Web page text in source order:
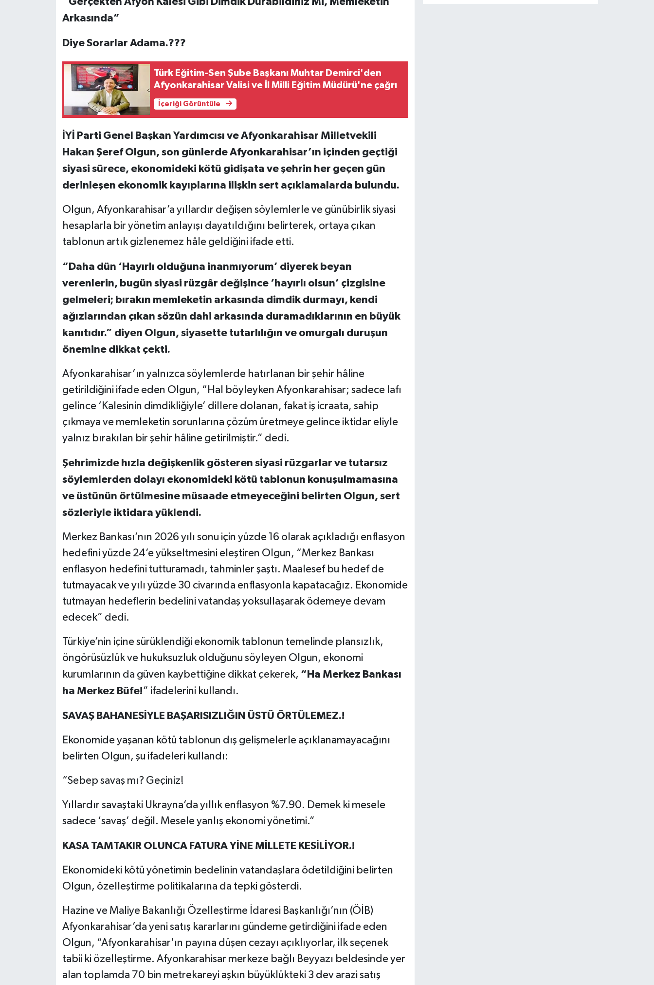
Arkasında”
Diye Sorarlar Adama.???
Türk Eğitim-Sen Şube Başkanı Muhtar Demirci'den
Afyonkarahisar Valisi ve İl Milli Eğitim Müdürü'ne çağrı
İçeriği Görüntüle
İYİ Parti Genel Başkan Yardımcısı ve Afyonkarahisar Milletvekili
Hakan Şeref Olgun, son günlerde Afyonkarahisar’ın içinden geçtiği
siyasi sürece, ekonomideki kötü gidişata ve şehrin her geçen gün
derinleşen ekonomik kayıplarına ilişkin sert açıklamalarda bulundu.
Olgun, Afyonkarahisar’a yıllardır değişen söylemlerle ve günübirlik siyasi
hesaplarla bir yönetim anlayışı dayatıldığını belirterek, ortaya çıkan
tablonun artık gizlenemez hâle geldiğini ifade etti.
“Daha dün ‘Hayırlı olduğuna inanmıyorum’ diyerek beyan
verenlerin, bugün siyasi rüzgâr değişince ‘hayırlı olsun’ çizgisine
gelmeleri; bırakın memleketin arkasında dimdik durmayı, kendi
ağızlarından çıkan sözün dahi arkasında duramadıklarının en büyük
kanıtıdır.” diyen Olgun, siyasette tutarlılığın ve omurgalı duruşun
önemine dikkat çekti.
Afyonkarahisar’ın yalnızca söylemlerde hatırlanan bir şehir hâline
getirildiğini ifade eden Olgun, “Hal böyleyken Afyonkarahisar; sadece lafı
gelince ‘Kalesinin dimdikliğiyle’ dillere dolanan, fakat iş icraata, sahip
çıkmaya ve memleketin sorunlarına çözüm üretmeye gelince iktidar eliyle
yalnız bırakılan bir şehir hâline getirilmiştir.” dedi.
Şehrimizde hızla değişkenlik gösteren siyasi rüzgarlar ve tutarsız
söylemlerden dolayı ekonomideki kötü tablonun konuşulmamasına
ve üstünün örtülmesine müsaade etmeyeceğini belirten Olgun, sert
sözleriyle iktidara yüklendi.
Merkez Bankası’nın 2026 yılı sonu için yüzde 16 olarak açıkladığı enflasyon
hedefini yüzde 24’e yükseltmesini eleştiren Olgun, “Merkez Bankası
enflasyon hedefini tutturamadı, tahminler şaştı. Maalesef bu hedef de
tutmayacak ve yılı yüzde 30 civarında enflasyonla kapatacağız. Ekonomide
tutmayan hedeflerin bedelini vatandaş yoksullaşarak ödemeye devam
edecek” dedi.
Türkiye’nin içine sürüklendiği ekonomik tablonun temelinde plansızlık,
öngörüsüzlük ve hukuksuzluk olduğunu söyleyen Olgun, ekonomi
kurumlarının da güven kaybettiğine dikkat çekerek, “Ha Merkez Bankası
ha Merkez Büfe!” ifadelerini kullandı.
SAVAŞ BAHANESİYLE BAŞARISIZLIĞIN ÜSTÜ ÖRTÜLEMEZ.!
Ekonomide yaşanan kötü tablonun dış gelişmelerle açıklanamayacağını
belirten Olgun, şu ifadeleri kullandı:
“Sebep savaş mı? Geçiniz!
Yıllardır savaştaki Ukrayna’da yıllık enflasyon %7.90. Demek ki mesele
sadece ‘savaş’ değil. Mesele yanlış ekonomi yönetimi.”
KASA TAMTAKIR OLUNCA FATURA YİNE MİLLETE KESİLİYOR.!
Ekonomideki kötü yönetimin bedelinin vatandaşlara ödetildiğini belirten
Olgun, özelleştirme politikalarına da tepki gösterdi.
Hazine ve Maliye Bakanlığı Özelleştirme İdaresi Başkanlığı’nın (ÖİB)
Afyonkarahisar’da yeni satış kararlarını gündeme getirdiğini ifade eden
Olgun, “Afyonkarahisar'ın payına düşen cezayı açıklıyorlar, ilk seçenek
tabii ki özelleştirme. Afyonkarahisar merkeze bağlı Beyyazı beldesinde yer
alan toplamda 70 bin metrekareyi aşkın büyüklükteki 3 dev arazi satış